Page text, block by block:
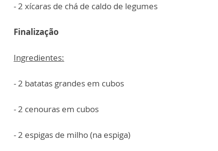
- 2 xícaras de chá de caldo de legumes
Finalização
Ingredientes:
- 2 batatas grandes em cubos
- 2 cenouras em cubos
- 2 espigas de milho (na espiga)